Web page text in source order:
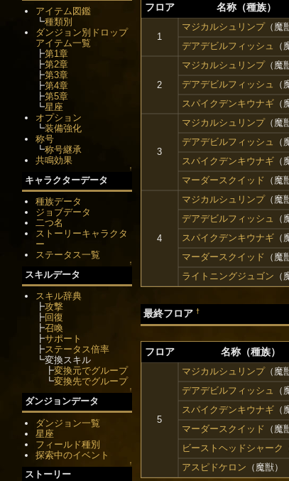
フロア 名称（種族）
1
マジカルシュリンプ（魔
デアデビルフィッシュ
（
2
マジカルシュリンプ（魔
デアデビルフィッシュ
（
スパイクデンキウナギ（
3
マジカルシュリンプ（魔
デアデビルフィッシュ
（
スパイクデンキウナギ（
マーダースクイッド （魔
4
マジカルシュリンプ（魔
デアデビルフィッシュ
（
スパイクデンキウナギ（
マーダースクイッド （魔
ライトニングジュゴン （
最終フロア †
フロア 名称（種族）
5
マジカルシュリンプ（魔
デアデビルフィッシュ
（
スパイクデンキウナギ（
マーダースクイッド （魔
ビーストヘッドシャーク
アスピドケロン （魔獣）
アイテム図鑑
┗種類別
ダンジョン別ドロップ
アイテム一覧
┣第1章
┣第2章
┣第3章
┣第4章
┣第5章
┗星座
オプション
┗装備強化
称号
┗称号継承
共鳴効果
↑
キャラクターデータ
種族データ
ジョブデータ
二つ名
ストーリーキャラクタ
ー
ステータス一覧
↑
スキルデータ
スキル辞典
┣攻撃
┣回復
┣召喚
┣サポート
┣ステータス倍率
┗変換スキル
┣変換元でグループ
┗変換先でグループ
↑
ダンジョンデータ
ダンジョン一覧
星座
フィールド種別
探索中のイベント
↑
ストーリー